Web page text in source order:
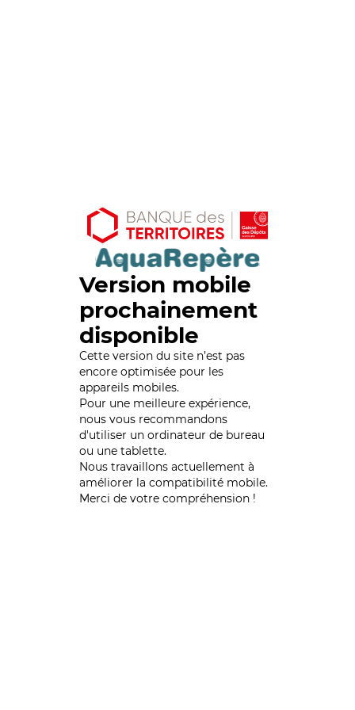
Version mobile
prochainement
disponible
Cette version du site n’est pas
encore optimisée pour les
appareils mobiles.
Pour une meilleure expérience,
nous vous recommandons
d'utiliser un ordinateur de bureau
ou une tablette.
Nous travaillons actuellement à
améliorer la compatibilité mobile.
Merci de votre compréhension !